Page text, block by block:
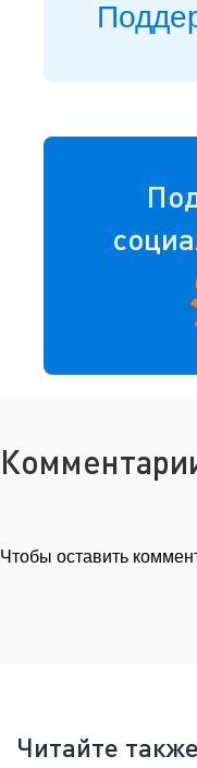
Чтобы оставить
Читайте также